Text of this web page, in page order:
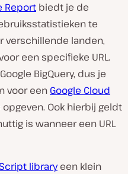
Report biedt je de
te
verschillende landen,
een specifieke URL.
BigQuery, dus je
voor een Google Cloud
Ook hierbij geldt
is wanneer een URL
libraryeen klein